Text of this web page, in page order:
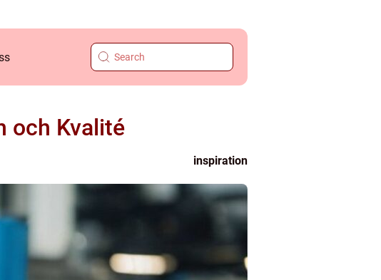
och Kvalité
inspiration